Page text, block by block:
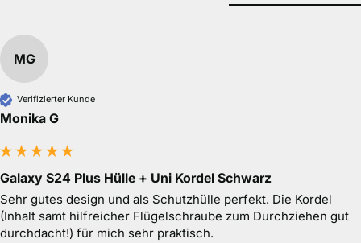
MG
Verifizierter Kunde
Monika G
Galaxy S24 Plus Hülle + Uni Kordel Schwarz
Sehr gutes design und als Schutzhülle perfekt. Die Kordel
(Inhalt samt hilfreicher Flügelschraube zum Durchziehen gut
durchdacht!) für mich sehr praktisch.